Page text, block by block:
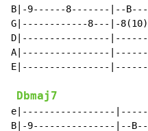
B|-9------8-------|--
G|------------8---|-
D|----------------
A|----------------
E|----------------
Dbmaj7
e|-----------------
B|-9---------------|--